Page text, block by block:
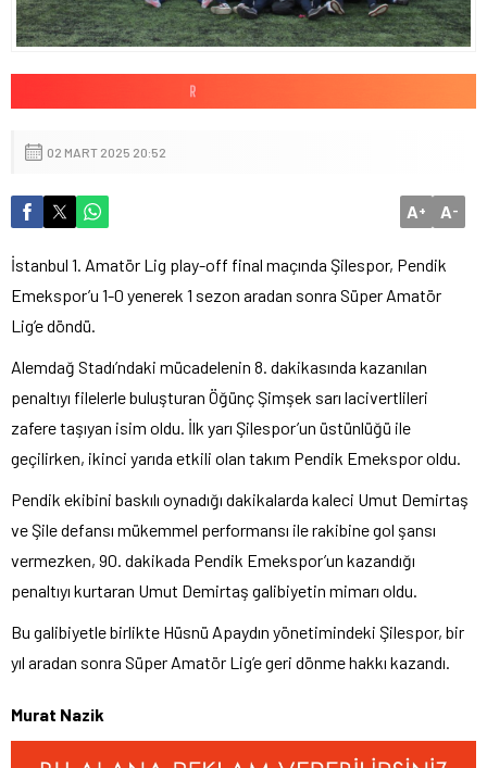
02 MART 2025 20:52
A+ A-
İstanbul 1. Amatör Lig play-off final maçında Şilespor, Pendik
Emekspor’u 1-0 yenerek 1 sezon aradan sonra Süper Amatör
Lig’e döndü.
Alemdağ Stadı’ndaki mücadelenin 8. dakikasında kazanılan
penaltıyı filelerle buluşturan Öğünç Şimşek sarı lacivertlileri
zafere taşıyan isim oldu. İlk yarı Şilespor’un üstünlüğü ile
geçilirken, ikinci yarıda etkili olan takım Pendik Emekspor oldu.
Pendik ekibini baskılı oynadığı dakikalarda kaleci Umut Demirtaş
ve Şile defansı mükemmel performansı ile rakibine gol şansı
vermezken, 90. dakikada Pendik Emekspor’un kazandığı
penaltıyı kurtaran Umut Demirtaş galibiyetin mimarı oldu.
Bu galibiyetle birlikte Hüsnü Apaydın yönetimindeki Şilespor, bir
yıl aradan sonra Süper Amatör Lig’e geri dönme hakkı kazandı.
Murat Nazik